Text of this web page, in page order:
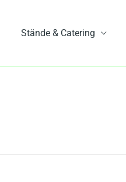
Stände & Catering